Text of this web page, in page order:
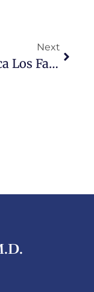
Next
Conozca Los Factores De Riesgo Del Cáncer De Mama